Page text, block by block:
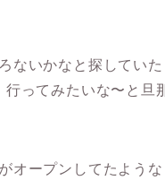
ないかなと探してい
ってみたいな〜と旦
オープンしてたような